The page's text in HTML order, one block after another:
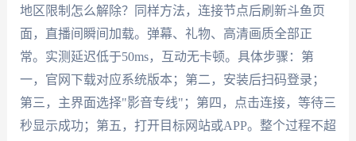
地区限制怎么解除？同样方法，连接节点后刷新斗鱼页
面，直播间瞬间加载。弹幕、礼物、高清画质全部正
常。实测延迟低于50ms，互动无卡顿。具体步骤：第
一，官网下载对应系统版本；第二，安装后扫码登录；
第三，主界面选择"影音专线"；第四，点击连接，等待三
秒显示成功；第五，打开目标网站或APP。整个过程不超